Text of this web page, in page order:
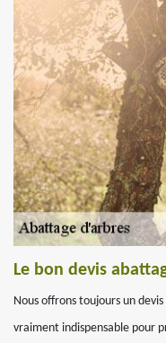
Le bon devis
Nous offrons toujours un
vraiment indispensable pour